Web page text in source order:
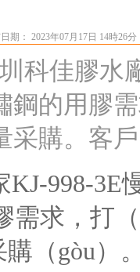
期： 2023年07月17日 14時26
科佳膠水
鋼的用膠
采購。客
998-3E
需求，打
（gòu）